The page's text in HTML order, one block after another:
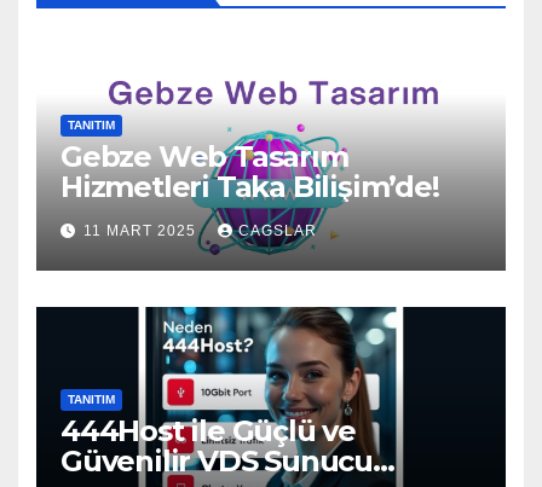
TANITIM
Gebze Web Tasarım
Hizmetleri Taka Bilişim’de!
11 MART 2025 CAGSLAR
TANITIM
444Host ile Güçlü ve
Güvenilir VDS Sunucu